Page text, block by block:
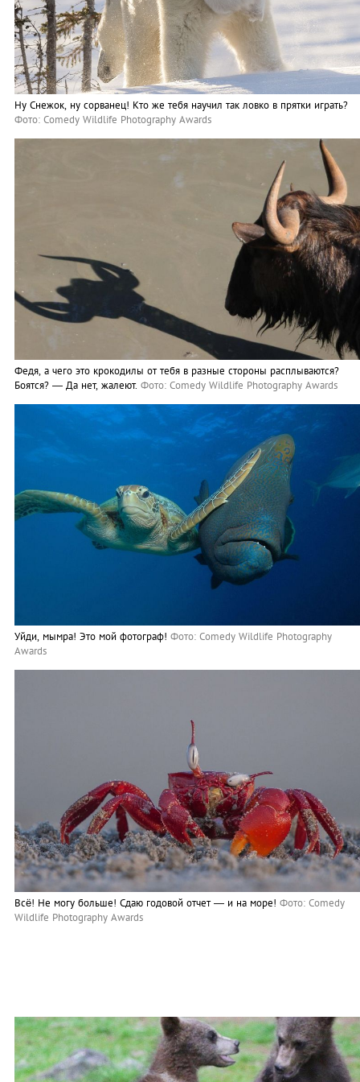
Ну Снежок, ну сорванец! Кто же тебя научил так ловко в прятки играть?
Фото: Comedy Wildlife Photography Awards
Федя, а чего это крокодилы от тебя в разные стороны расплываются?
Боятся? — Да нет, жалеют. Фото: Comedy Wildlife Photography Awards
Уйди, мымра! Это мой фотограф! Фото: Comedy Wildlife Photography
Awards
Всё! Не могу больше! Сдаю годовой отчет — и на море! Фото: Comedy
Wildlife Photography Awards